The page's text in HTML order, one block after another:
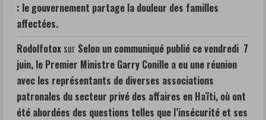
: le gouvernement partage la douleur des familles
affectées.
Rodolfotox sur Selon un communiqué publié ce vendredi 7
juin, le Premier Ministre Garry Conille a eu une réunion
avec les représentants de diverses associations
patronales du secteur privé des affaires en Haïti, où ont
été abordées des questions telles que l’insécurité et ses